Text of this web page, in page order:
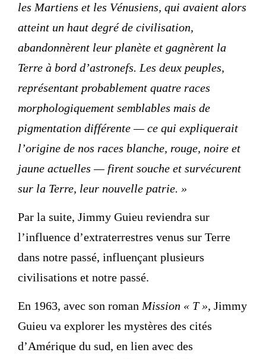
les Martiens et les Vénusiens, qui avaient alors
atteint un haut degré de civilisation,
abandonnèrent leur planète et gagnèrent la
Terre à bord d’astronefs. Les deux peuples,
représentant probablement quatre races
morphologiquement semblables mais de
pigmentation différente — ce qui expliquerait
l’origine de nos races blanche, rouge, noire et
jaune actuelles — firent souche et survécurent
sur la Terre, leur nouvelle patrie. »
Par la suite, Jimmy Guieu reviendra sur
l’influence d’extraterrestres venus sur Terre
dans notre passé, influençant plusieurs
civilisations et notre passé.
En 1963, avec son roman Mission « T », Jimmy
Guieu va explorer les mystères des cités
d’Amérique du sud, en lien avec des